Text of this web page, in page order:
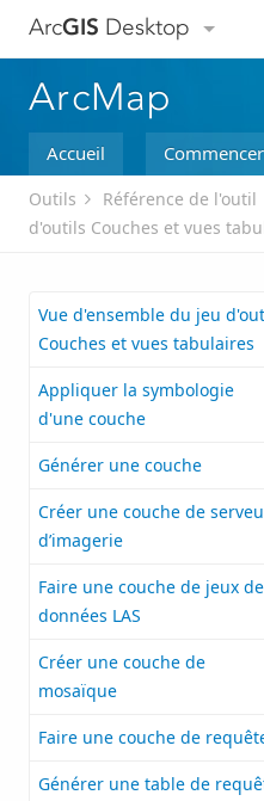
ArcGIS Desktop
ArcMap
Accueil Commencer
Outils Référence de l'outil
d'outils Couches et vues
Vue d'ensemble du jeu
Couches et vues tabulaires
Appliquer la symbologie
d'une couche
Générer une couche
Créer une couche de
d’imagerie
Faire une couche de jeux de
données LAS
Créer une couche de
mosaïque
Faire une couche de
Générer une table de